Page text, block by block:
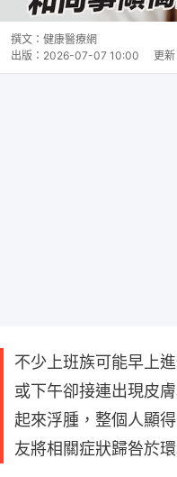
撰文： 健康醫療網
出版： 2026-07-07 10:00 更新
不少上班族可能早上
或下午卻接連出現皮
起來浮腫，整個人顯
友將相關症狀歸咎於環